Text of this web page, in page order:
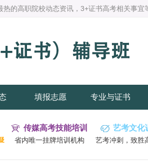
的高职院校动态资讯，3+证书高考相关事宜
填报志愿 专业与证书
传媒高考技能培训
省内唯一挂牌培训机构
艺考文化
艺考冲刺，致胜